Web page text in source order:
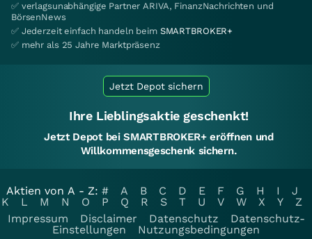
✅ verlagsunabhängige Partner ARIVA, FinanzNachrichten und
BörsenNews
✅ Jederzeit einfach handeln beim SMARTBROKER+
✅ mehr als 25 Jahre Marktpräsenz
Jetzt Depot sichern
Ihre Lieblingsaktie geschenkt!
Jetzt Depot bei SMARTBROKER+ eröffnen und
Willkommensgeschenk sichern.
Aktien von A - Z: # A B C D E F G H I
J
K
L M N O P Q R S T U V W X Y
Z
Impressum
Disclaimer Datenschutz
Datenschutz-
Einstellungen
Nutzungsbedingungen